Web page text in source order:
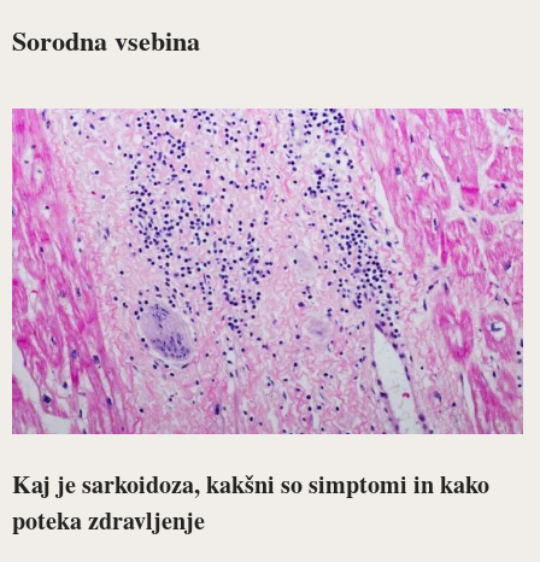
Sorodna vsebina
Kaj je sarkoidoza, kakšni so simptomi in kako
poteka zdravljenje